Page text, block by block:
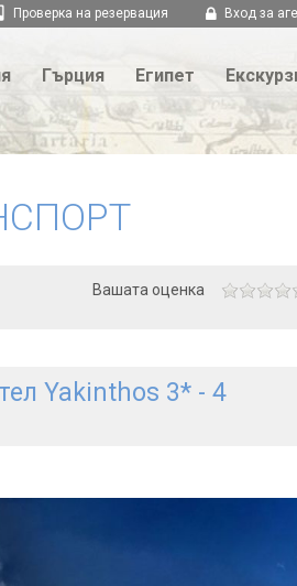
Проверка на резервация Вход за
Гърция Египет
Вашата оценка
Yakinthos 3* - 4